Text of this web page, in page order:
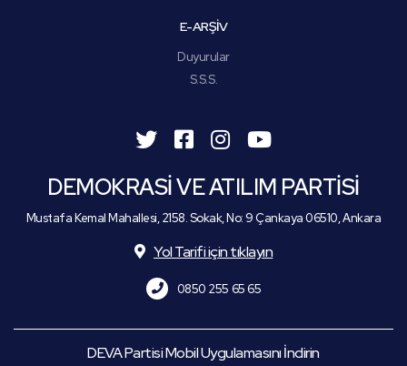
E-ARŞİV
Duyurular
S.S.S.
DEMOKRASİ VE ATILIM PARTİSİ
Mustafa Kemal Mahallesi, 2158. Sokak, No: 9 Çankaya 06510, Ankara
Yol Tarifi için tıklayın
0850 255 65 65
DEVA Partisi Mobil Uygulamasını İndirin